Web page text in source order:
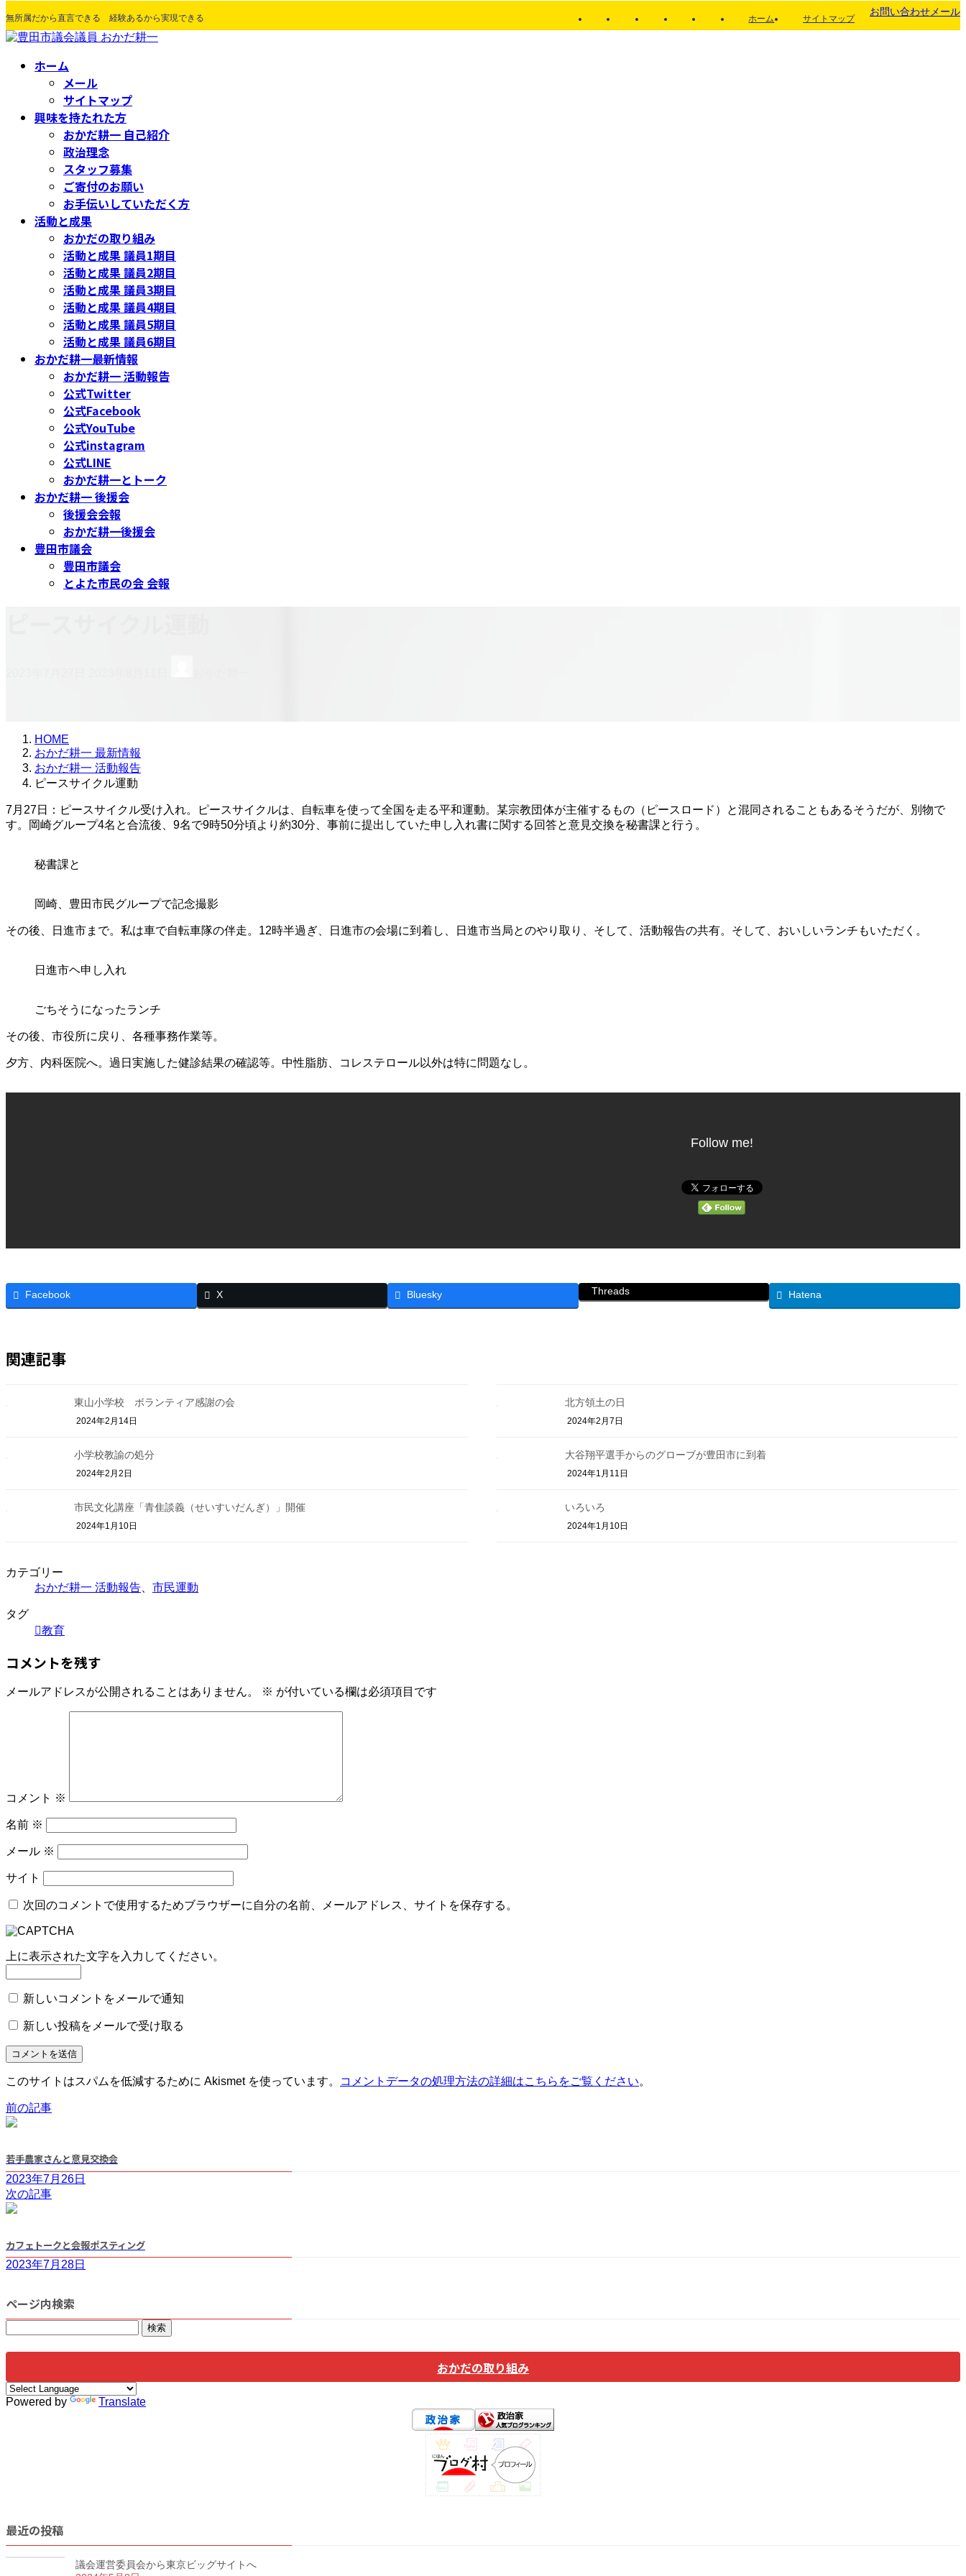
ン
テ
ビ
ゲ
無所属だから直言できる 経験あるから実現できる ホーム サイトマップ
お問い合わせメール
ホーム
メール
サイトマップ
興味を持たれた方
おかだ耕一 自己紹介
政治理念
スタッフ募集
ご寄付のお願い
お手伝いしていただく方
活動と成果
おかだの取り組み
活動と成果 議員1期目
活動と成果 議員2期目
活動と成果 議員3期目
活動と成果 議員4期目
活動と成果 議員5期目
活動と成果 議員6期目
おかだ耕一最新情報
おかだ耕一 活動報告
公式Twitter
公式Facebook
公式YouTube
公式instagram
公式LINE
おかだ耕一とトーク
おかだ耕一 後援会
後援会会報
おかだ耕一後援会
豊田市議会
豊田市議会
とよた市民の会 会報
:
HOME
おかだ耕一 最新情報
おかだ耕一 活動報告
ピースサイクル運動
7月27日：ピースサイクル受け入れ。ピースサイクルは、自転車を使って全国を走る平和運動。某宗教団体が主催するもの（ピースロード）と混同されることもあるそうだが、別物で
す。岡崎グループ4名と合流後、9名で9時50分頃より約30分、事前に提出していた申し入れ書に関する回答と意見交換を秘書課と行う。
秘書課と
岡崎、豊田市民グループで記念撮影
その後、日進市まで。私は車で自転車隊の伴走。12時半過ぎ、日進市の会場に到着し、日進市当局とのやり取り、そして、活動報告の共有。そして、おいしいランチもいただく。
日進市ヘ申し入れ
ごちそうになったランチ
その後、市役所に戻り、各種事務作業等。
夕方、内科医院へ。過日実施した健診結果の確認等。中性脂肪、コレステロール以外は特に問題なし。
Follow me!
Facebook X Bluesky Threads Hatena
関連記事
東山小学校 ボランティア感謝の会
2024年2月14日
北方領土の日
2024年2月7日
小学校教諭の処分
2024年2月2日
大谷翔平選手からのグローブが豊田市に到着
2024年1月11日
市民文化講座「青隹談義（せいすいだんぎ）」開催
2024年1月10日
いろいろ
2024年1月10日
カテゴリー
おかだ耕一 活動報告
市民運動
タグ
教育
コメントを残す
メールアドレスが公開されることはありません。 ※ が付いている欄は必須項目です
コメント ※
名前 ※
メール ※
サイト
次回のコメントで使用するためブラウザーに自分の名前、メールアドレス、サイトを保存する。
上に表示された文字を入力してください。
新しいコメントをメールで通知
新しい投稿をメールで受け取る
このサイトはスパムを低減するために Akismet を使っています。 コメントデータの処理方法の詳細はこちらをご覧ください。
前の記事
若手農家さんと意見交換会
2023年7月26日
次の記事
カフェトークと会報ポスティング
2023年7月28日
ページ内検索
おかだの取り組み
Powered by Translate
最近の投稿
議会運営委員会から東京ビッグサイトへ